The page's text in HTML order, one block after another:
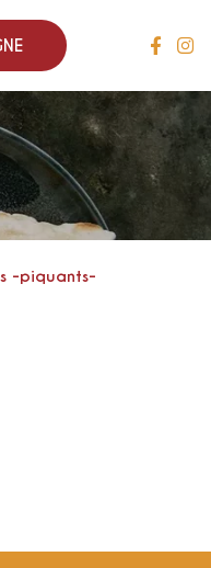
-piquants-